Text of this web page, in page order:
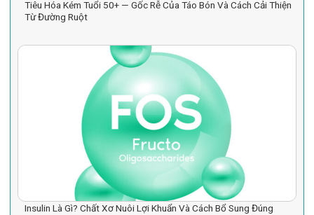
Tiêu Hóa Kém Tuổi 50+ — Gốc Rễ Của Táo Bón Và Cách Cải Thiện
Từ Đường Ruột
Insulin Là Gì? Chất Xơ Nuôi Lợi Khuẩn Và Cách Bổ Sung Đúng